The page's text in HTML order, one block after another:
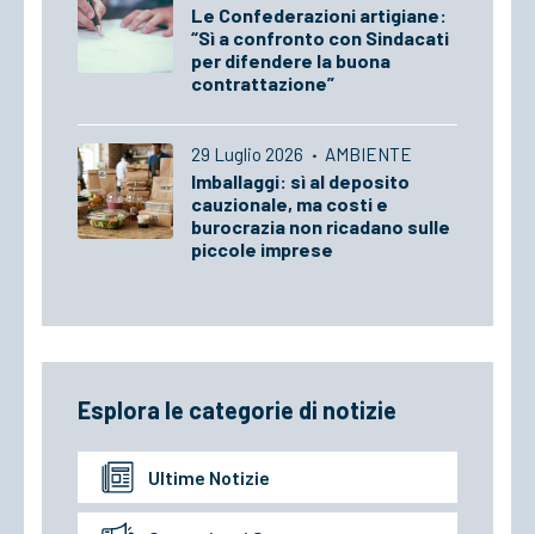
Le Confederazioni artigiane:
“Sì a confronto con Sindacati
per difendere la buona
contrattazione”
29 Luglio 2026 · AMBIENTE
Imballaggi: sì al deposito
cauzionale, ma costi e
burocrazia non ricadano sulle
piccole imprese
Esplora le categorie di notizie
Ultime Notizie